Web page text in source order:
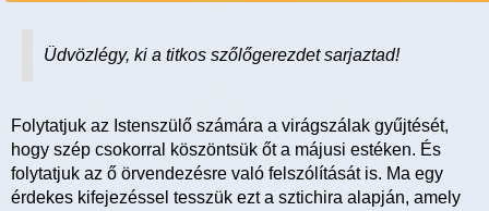
Üdvözlégy, ki a titkos szőlőgerezdet sarjaztad!
Folytatjuk az Istenszülő számára a virágszálak gyűjtését,
hogy szép csokorral köszöntsük őt a májusi estéken. És
folytatjuk az ő örvendezésre való felszólítását is. Ma egy
érdekes kifejezéssel tesszük ezt a sztichira alapján, amely